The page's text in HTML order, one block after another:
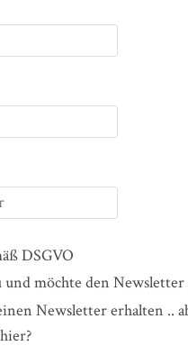
DSGVO
und möchte den
Newsletter erhalten ..